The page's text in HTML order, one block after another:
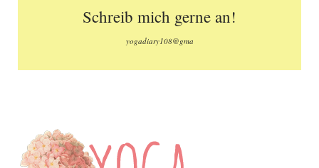
Schreib mich gerne an!
yogadiary108@gma